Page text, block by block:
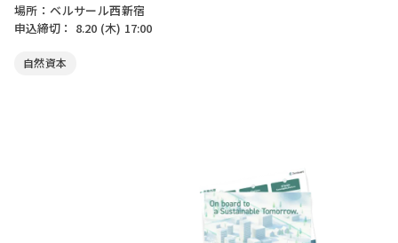
場所：ベルサール西新宿
申込締切： 8.20 (木) 17:00
自然資本